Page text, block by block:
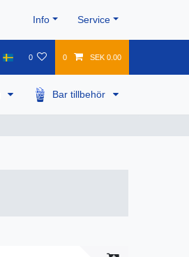
Info Service
0 0 SEK 0.00
Bar tillbehör